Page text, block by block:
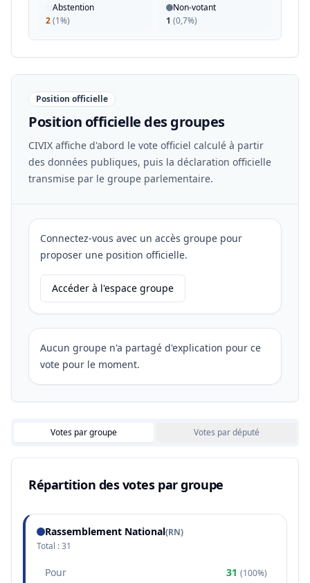
Abstention
2(1%)
Non-votant
1 (0,7%)
Position officielle
Position officielle des groupes
CIVIX affiche d'abord le vote officiel calculé à partir
des données publiques, puis la déclaration officielle
transmise par le groupe parlementaire.
Connectez-vous avec un accès groupe pour
proposer une position officielle.
Accéder à l'espace groupe
Aucun groupe n'a partagé d'explication pour ce
vote pour le moment.
Votes par groupe Votes par député
Répartition des votes par groupe
Rassemblement National(RN)
Total :31
Pour 31 (100%)